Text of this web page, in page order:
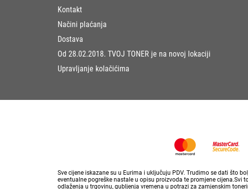
Kontakt
Načini plaćanja
Dostava
Od 28.02.2018. TVOJ TONER je na novoj lokaciji
Upravljanje kolačićima
Sve cijene iskazane su u Eurima i uključuju PDV. Trudimo se dati što
eventualne pogreške nastale u opisu proizvoda te promjene
odlaženja u trgovinu, gubljenja vremena u potrazi za zamjenskim